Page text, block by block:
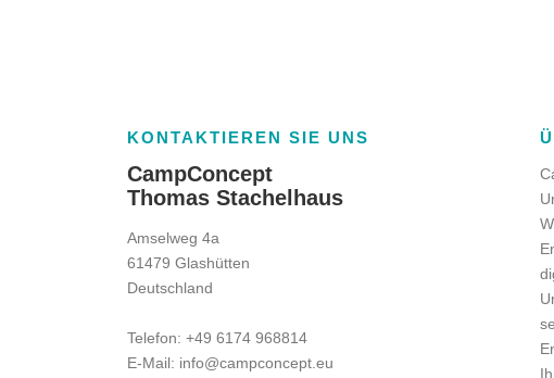
KONTAKTIEREN SIE UNS
CampConcept
Thomas Stachelhaus
Amselweg 4a
61479 Glashütten
Deutschland
Telefon: +49 6174 968814
E-Mail: info@campconcept.eu